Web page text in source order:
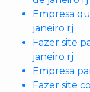
Empresa
janeiro rj
Fazer site
janeiro rj
Empresa
Fazer site